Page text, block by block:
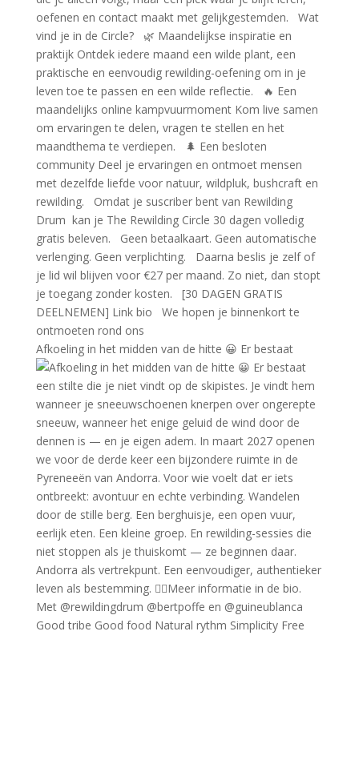
Afkoeling in het midden van de hitte 😀 Er bestaat
Good tribe Good food Natural rythm Simplicity Free